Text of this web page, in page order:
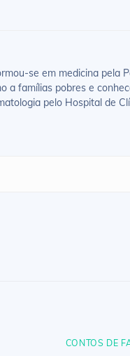
se em medicina pela
a famílias pobres e
pelo Hospital de
CONTOS DE